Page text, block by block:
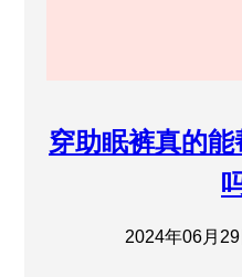
穿助眠裤真的
2024年06月